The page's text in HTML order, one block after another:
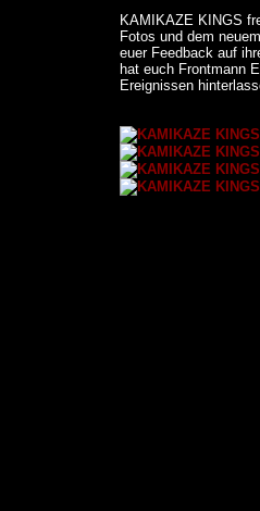
KAMIKAZE KINGS
Fotos und dem
euer Feedback auf
hat euch Frontmann
Ereignissen